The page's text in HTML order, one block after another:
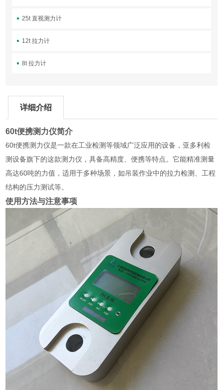
25t 直视测力计
12t 拉力计
8t 拉力计
详细介绍
60t便携测力仪简介
60t便携测力仪是一款在工业检测等领域广泛应用的设备，亚多利检
测设备旗下的这款测力仪，具备高精度、便携等特点。它能精准测量
高达60吨的力值，适用于多种场景，如吊装作业中的拉力检测、工程
结构的压力测试等。
使用方法与注意事项